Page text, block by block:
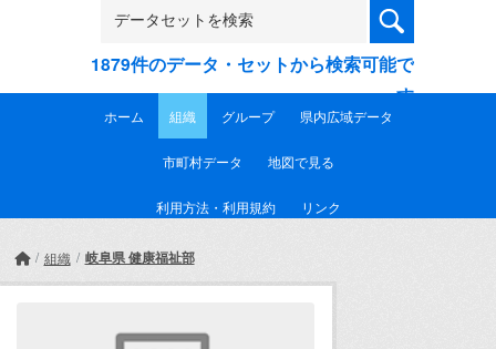
1879件のデータ・セットから検索可能で
す
ホーム 組織 グループ 県内広域データ
市町村データ 地図で見る
利用方法・利用規約 リンク
組織 岐阜県 健康福祉部